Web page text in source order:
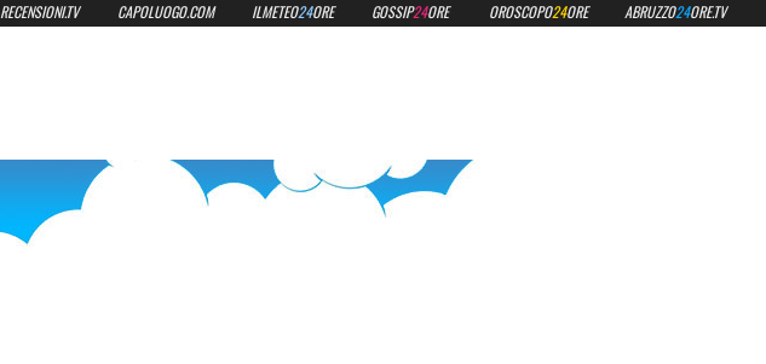
RECENSIONI.TV CAPOLUOGO.COM ILMETEO24ORE GOSSIP24ORE OROSCOPO24ORE ABRUZZO24ORE.TV